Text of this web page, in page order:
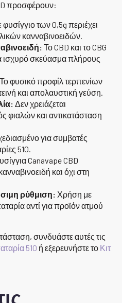
προσφέρουν:
των 0,5g περιέχει
κανναβινοειδών.
Το CBD και το CBG
ισχυρό σκεύασμα πλήρους
Το φυσικό προφίλ τερπενίων
και απολαυστική γεύση.
Δεν χρειάζεται
φιαλών και αντικατάσταση
για συμβατές
510.
Canavape CBD
και όχι στη
ρύθμιση: Χρήση με
αντί για προϊόν ατμού
συνδυάστε αυτές τις
510 ή εξερευνήστε το Κιτ